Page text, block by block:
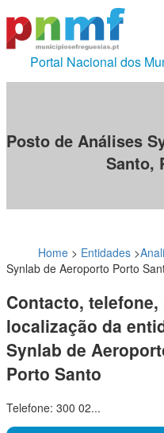
Portal Nacional dos
Posto de Análises
Santo,
Home > Entidades >
Synlab de Aeroporto Porto
Contacto,
localização da
Synlab de
Porto Santo
Telefone: 300 02...